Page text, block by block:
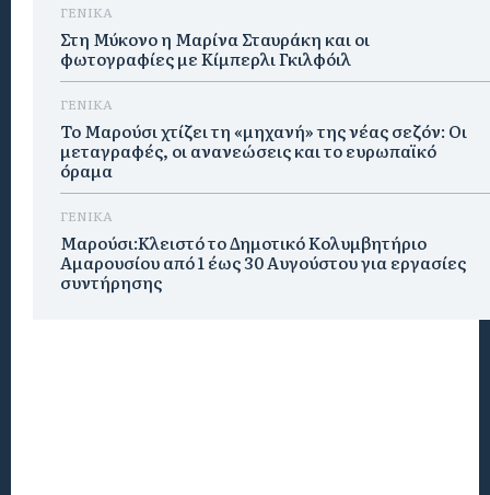
ΓΕΝΙΚΑ
Στη Μύκονο η Μαρίνα Σταυράκη και οι
φωτογραφίες με Κίμπερλι Γκιλφόιλ
ΓΕΝΙΚΑ
Το Μαρούσι χτίζει τη «μηχανή» της νέας σεζόν: Οι
μεταγραφές, οι ανανεώσεις και το ευρωπαϊκό
όραμα
ΓΕΝΙΚΑ
Μαρούσι:Κλειστό το Δημοτικό Κολυμβητήριο
Αμαρουσίου από 1 έως 30 Αυγούστου για εργασίες
συντήρησης